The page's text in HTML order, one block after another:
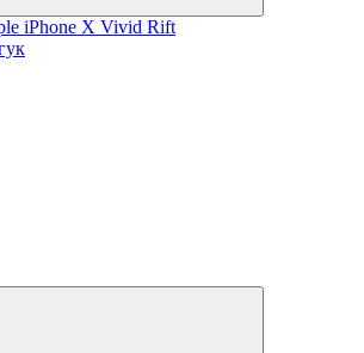
iPhone X Vivid Rift